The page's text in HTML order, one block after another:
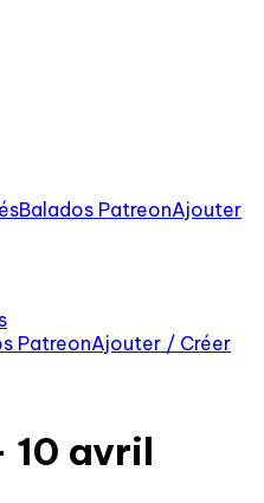
Balados PatreonAjouter
PatreonAjouter / Créer
10 avril